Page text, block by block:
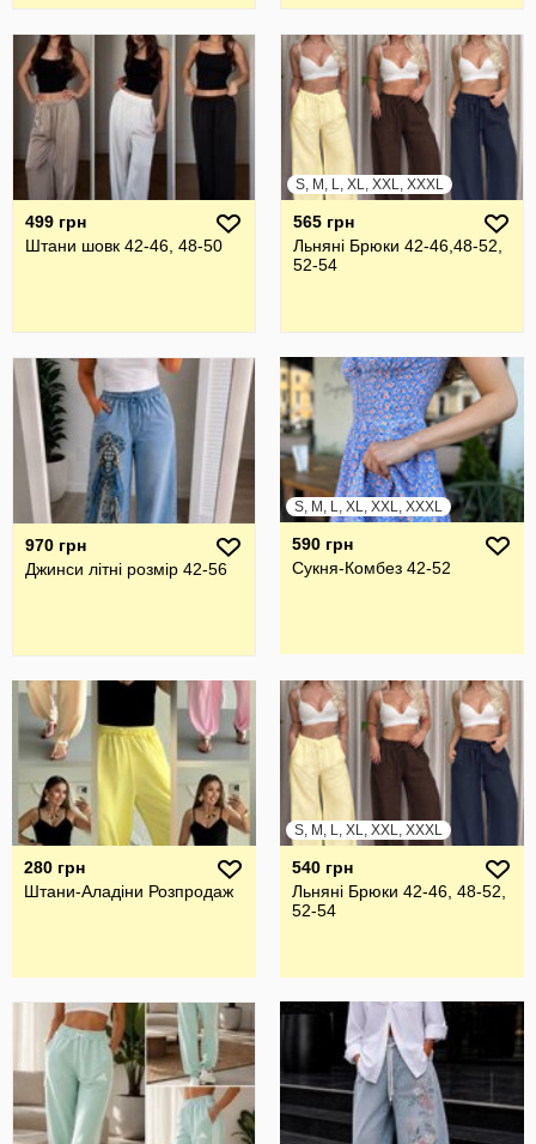
499 грн
Штани шовк 42-46, 48-50
S, M, L, XL, XXL, XXXL
565 грн
Льняні Брюки 42-46,48-52,
52-54
970 грн
Джинси літні розмір 42-56
S, M, L, XL, XXL, XXXL
590 грн
Сукня-Комбез 42-52
280 грн
Штани-Аладіни Розпродаж
S, M, L, XL, XXL, XXXL
540 грн
Льняні Брюки 42-46, 48-52,
52-54